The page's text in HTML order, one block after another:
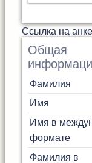
Cсылка на
Общая
Фамилия
Имя
Имя в
формате
Фамилия в